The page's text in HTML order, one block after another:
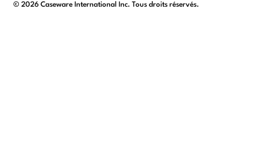
© 2026 Caseware International Inc. Tous droits réservés.
facebook
linkedinx/twitter
youtube